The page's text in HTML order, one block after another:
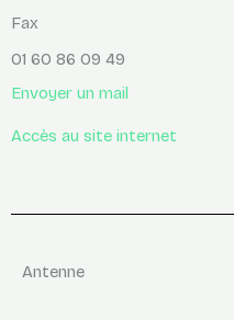
Fax
01 60 86 09 49
Envoyer un mail
Accès au site internet
Antenne